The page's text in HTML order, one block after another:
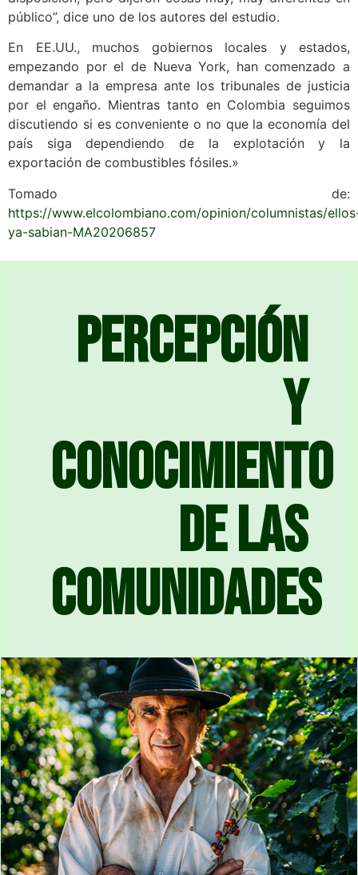
público”, dice uno de los autores del estudio.
En EE.UU., muchos gobiernos locales y estados,
empezando por el de Nueva York, han comenzado a
demandar a la empresa ante los tribunales de justicia
por el engaño. Mientras tanto en Colombia seguimos
discutiendo si es conveniente o no que la economía del
país siga dependiendo de la explotación y la
exportación de combustibles fósiles.»
Tomado de:
https://www.elcolombiano.com/opinion/columnistas/
ya-sabian-MA20206857
Percepción
y
conocimiento
de las
comunidades